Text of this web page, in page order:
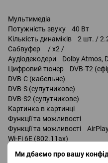
Ми дбаємо про вашу
Мультимедіа
Потужність звуку 40 Вт
Кількість динаміків 2 шт. /
Сабвуфер / x2 /
Аудіодекодери Dolby Atmos,
Цифровий тюнер DVB-T2
DVB-C (кабельне)
DVB-S (супутникове)
DVB-S2 (супутникове)
Картинка в картинці
Функції та можливості
Функції та можливості
Wi-Fi 6E (802.11ax)
Chromecast